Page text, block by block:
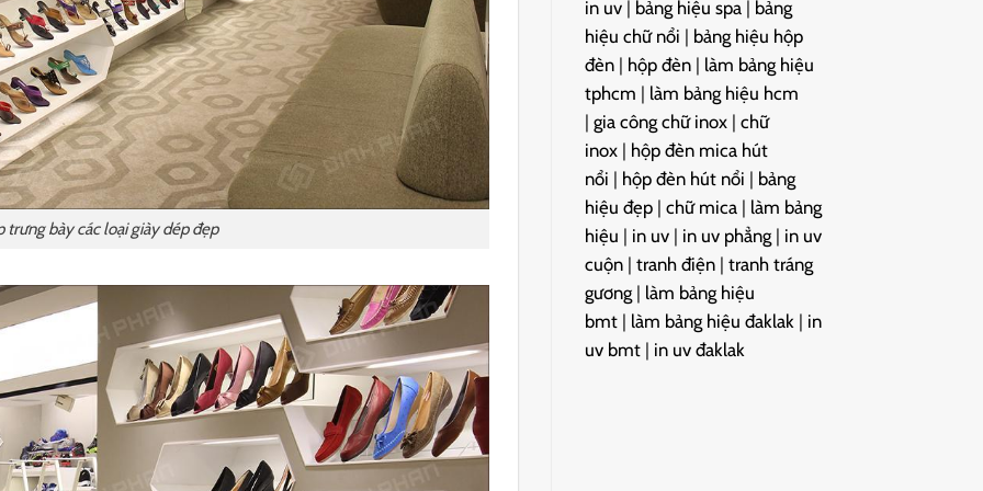
trưng bày các loại giày dép đẹp
in uv| bảng hiệu spa| bảng
hiệu chữ nổi | bảng hiệu hộp
đèn| hộp đèn| làm bảng hiệu
tphcm | làm bảng hiệu hcm
| gia công chữ inox| chữ
inox| hộp đèn mica hút
nổi | hộp đèn hút nổi | bảng
hiệu đẹp| chữ mica| làm bảng
hiệu | in uv| in uv phẳng| in uv
cuộn| tranh điện| tranh tráng
gương| làm bảng hiệu
bmt| làm bảng hiệu đaklak | in
uv bmt| in uv đaklak